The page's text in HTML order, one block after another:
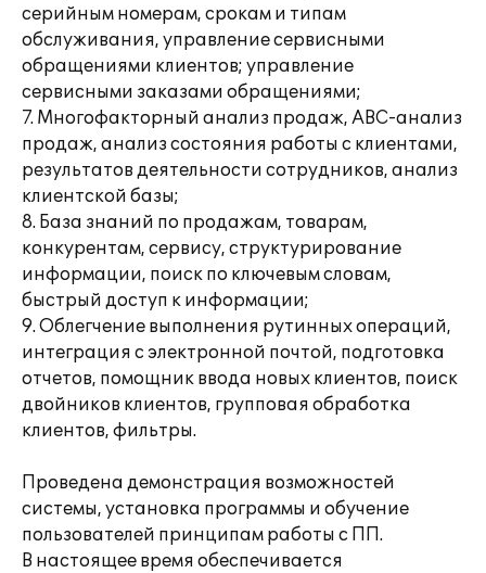
серийным номерам, срокам и типам
обслуживания, управление сервисными
обращениями клиентов; управление
сервисными заказами обращениями;
7. Многофакторный анализ продаж, АВС-анализ
продаж, анализ состояния работы с клиентами,
результатов деятельности сотрудников, анализ
клиентской базы;
8. База знаний по продажам, товарам,
конкурентам, сервису, структурирование
информации, поиск по ключевым словам,
быстрый доступ к информации;
9. Облегчение выполнения рутинных операций,
интеграция с электронной почтой, подготовка
отчетов, помощник ввода новых клиентов, поиск
двойников клиентов, групповая обработка
клиентов, фильтры.
Проведена демонстрация возможностей
системы, установка программы и обучение
пользователей принципам работы с ПП.
В настоящее время обеспечивается